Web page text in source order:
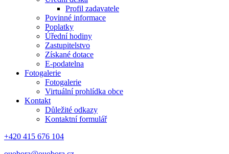
Profil zadavatele
Povinné informace
Poplatky
Úřední hodiny
Zastupitelstvo
Získané dotace
E-podatelna
Fotogalerie
Fotogalerie
Virtuální prohlídka obce
Kontakt
Důležité odkazy
Kontaktní formulář
+420 415 676 104